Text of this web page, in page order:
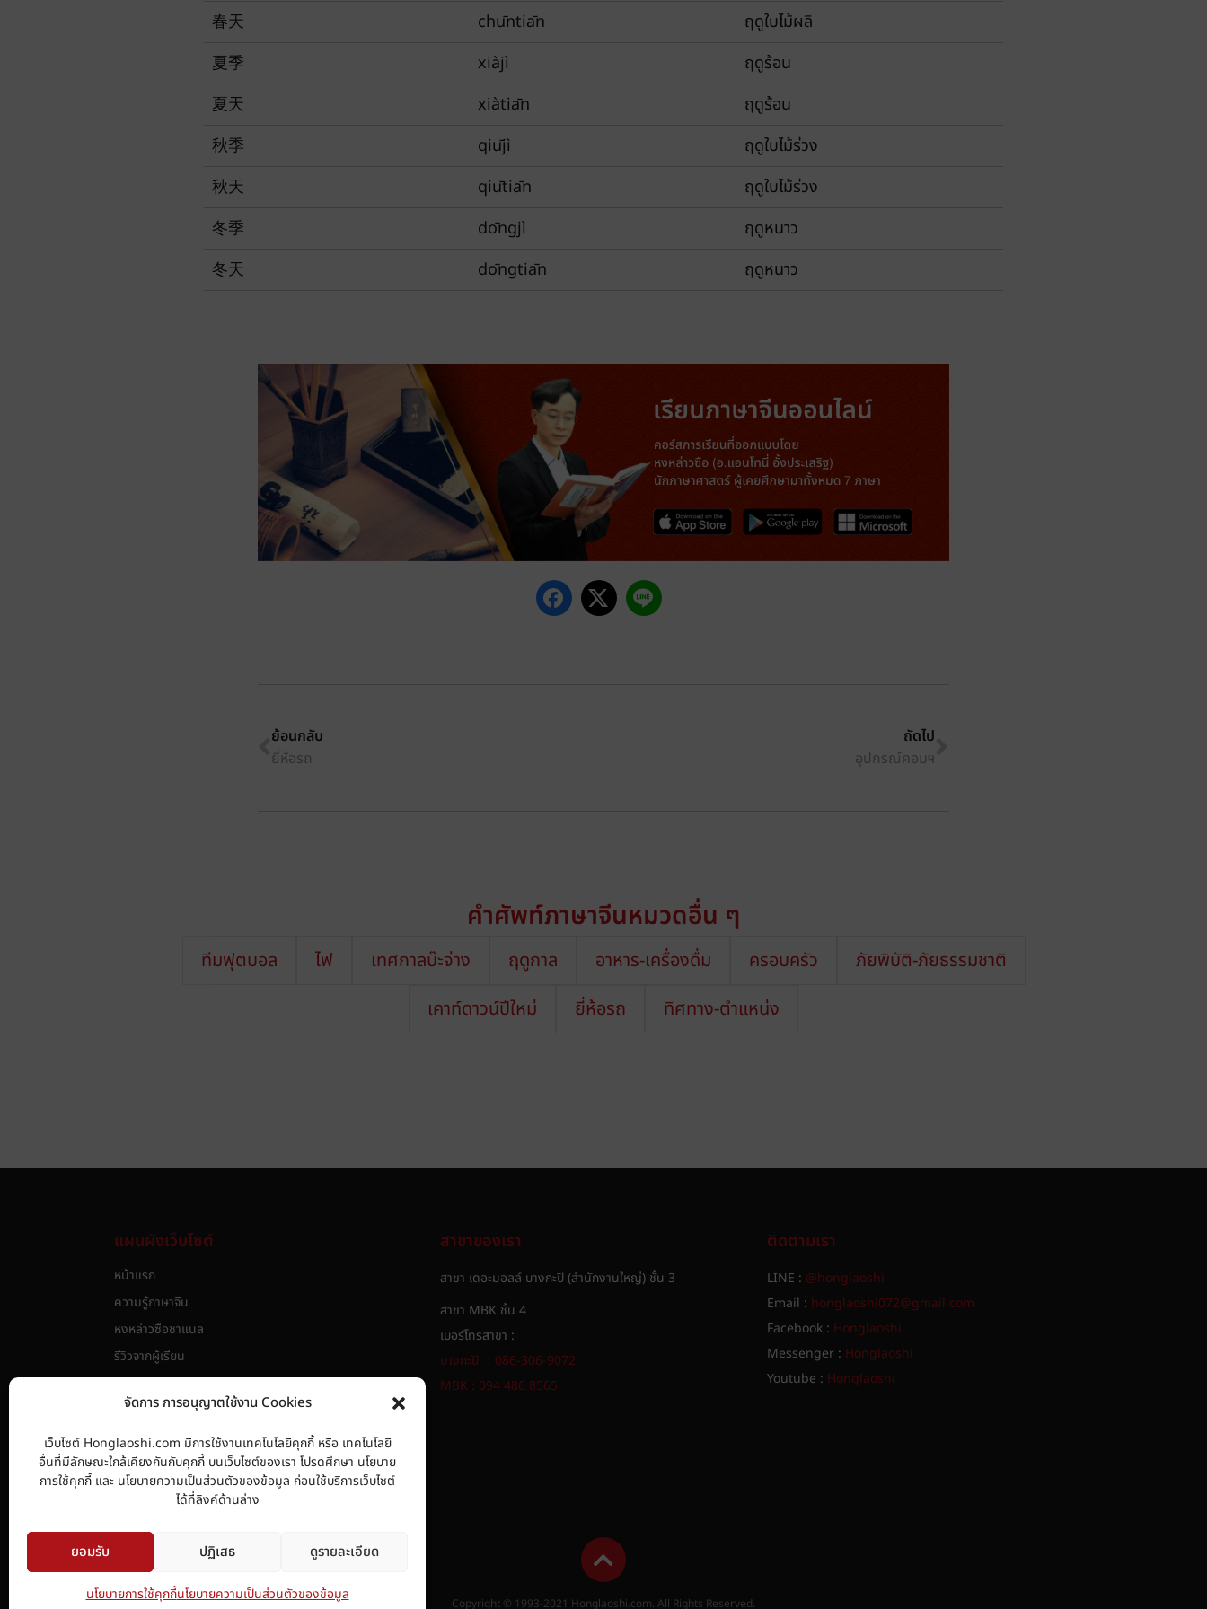
จัดการ การอนุญาตใช้งาน Cookies
เว็บไซต์ Honglaoshi.com มีการใช้งานเทคโนโลยีคุกกี้ หรือ เทคโนโลยี
อื่นที่มีลักษณะใกล้เคียงกันกับคุกกี้ บนเว็บไซต์ของเรา โปรดศึกษา นโยบาย
การใช้คุกกี้ และ นโยบายความเป็นส่วนตัวของข้อมูล ก่อนใช้บริการเว็บไซต์
ได้ที่ลิงค์ด้านล่าง
ยอมรับ ปฏิเสธ ดูรายละเอียด
นโยบายการใช้คุกกี้นโยบายความเป็นส่วนตัวของข้อมูล
春天 chūntiān
ฤดูใบไม้ผลิ
夏季
xiàjì
ฤดูร้อน
夏天
xiàtiān
ฤดูร้อน
秋季
qiūjì
ฤดูใบไม้ร่วง
秋天
qiūtiān
ฤดูใบไม้ร่วง
冬季
dōngjì
ฤดูหนาว
冬天
dōngtiān ฤดูหนาว
ย้อนกลับ
ยี่ห้อรถ
ถัดไป
อุปกรณ์คอมฯ
คำศัพท์ภาษาจีนหมวดอื่น ๆ
ทีมฟุตบอล ไฟ เทศกาลบ๊ะจ่าง ฤดูกาล อาหาร-เครื่องดื่ม ครอบครัว
ภัยพิบัติ-ภัยธรรมชาติ
เคาท์ดาวน์ปีใหม่
ยี่ห้อรถ ทิศทาง-ตำแหน่ง
แผนผังเว็บไซต์
หน้าแรก
ความรู้ภาษาจีน
หงหล่าวซือชาแนล
รีวิวจากผู้เรียน
หลักสูตร
วัดระดับความรู้ภาษาจีน HSK
เกี่ยวกับเรา
นโยบายการใช้คุกกี้
นโยบายความเป็นส่วนตัวของข้อมูล
สาขาของเรา
สาขา เดอะมอลล์ บางกะปิ (สำนักงานใหญ่) ชั้น 3
สาขา MBK ชั้น 4
เบอร์โทรสาขา :
บางกะปิ ：086-306-9072
MBK : 094 486 8565​
ติดตามเรา
LINE : @honglaoshi
Email : honglaoshi072@gmail.com
Facebook : Honglaoshi
Messenger : Honglaoshi
Youtube : Honglaoshi
Copyright © 1993-2021 Honglaoshi.com. All Rights Reserved.